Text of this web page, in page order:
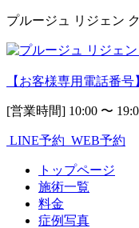
プルージュ リジェン
【お客様専用電話番号
[営業時間] 10:00 〜
LINE予約 WEB予約
トップページ
施術一覧
料金
症例写真